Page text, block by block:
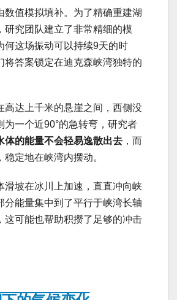
数值模拟填补。为了精确重建湖
研究团队建立了非常精细的模
何这场振动可以持续9天的时
将答案锁定在迪克森峡湾独特的
高达上千米的悬崖之间，西侧没
为一个近90°的急转弯，研究者
体的能量不会轻易逸散出去 ，而
定地在峡湾内摆动。
滑坡在冰川上加速，直直冲向峡
分能量集中到了平行于峡湾长轴
这可能也帮助积攒了足够的冲击